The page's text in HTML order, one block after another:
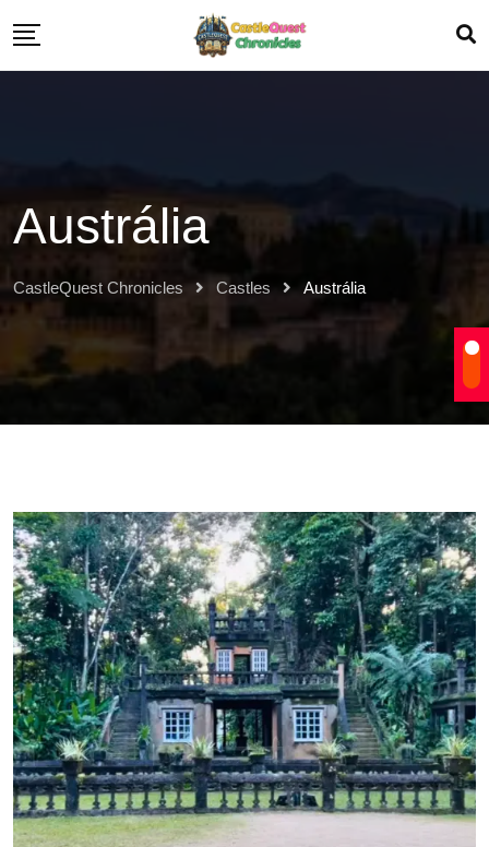
Austrália
CastleQuest Chronicles Castles Austrália